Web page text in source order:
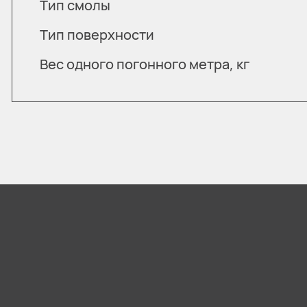
Тип смолы
Тип поверхности
Вес одного погонного метра, кг